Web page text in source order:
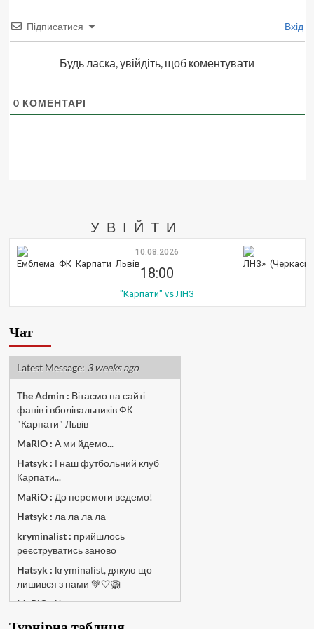
Підписатися Вхід
Будь ласка, увійдіть, щоб коментувати
0 КОМЕНТАРІ
УВІЙТИ
10.08.2026
18:00
"Карпати" vs ЛНЗ
Чат
Latest Message: 3 weeks ago
The Admin: Вітаємо на сайті
фанів і вболівальників ФК
"Карпати" Львів
MaRiO : А ми йдемо...
Hatsyk : І наш футбольний клуб
Карпати...
MaRiO : До перемоги ведемо!
Hatsyk : ла ла ла ла
kryminalist : прийшлось
реєструватись заново
Hatsyk : kryminalist, дякую що
лишився з нами 💚🤍🦁
MaRiO :Чат потрохи оживає, то